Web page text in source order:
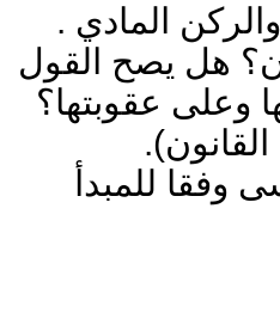
المادي .
هل يصح القول
وعلى عقوبتها؟
وفقا للمبدأ